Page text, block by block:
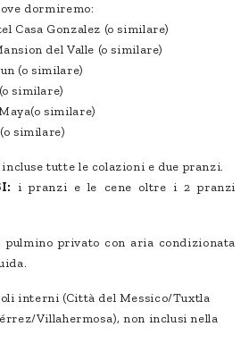
dormiremo:
Casa Gonzalez (o similare)
del Valle (o similare)
(o similare)
similare)
similare)
similare)
incluse tutte le colazioni e due pranzi.
i pranzi e le cene oltre i 2 pranzi
pulmino privato con aria condizionata
interni (Città del Messico/Tuxtla
Villahermosa), non inclusi nella